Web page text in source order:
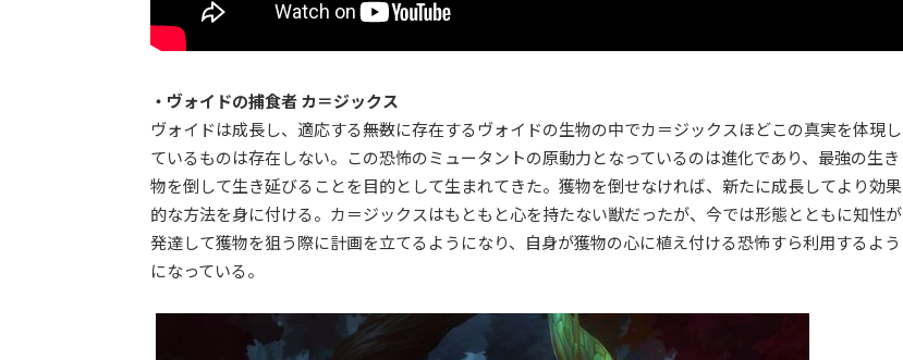
・ヴォイドの捕食者 カ＝ジックス
ヴォイドは成長し、適応する――無数に存在するヴォイドの生物の中でカ＝ジックスほどこの真実を体現し
ているものは存在しない。この恐怖のミュータントの原動力となっているのは進化であり、最強の生き
物を倒して生き延びることを目的として生まれてきた。獲物を倒せなければ、新たに成長してより効果
的な方法を身に付ける。カ＝ジックスはもともと心を持たない獣だったが、今では形態とともに知性が
発達して獲物を狙う際に計画を立てるようになり、自身が獲物の心に植え付ける恐怖すら利用するよう
になっている。